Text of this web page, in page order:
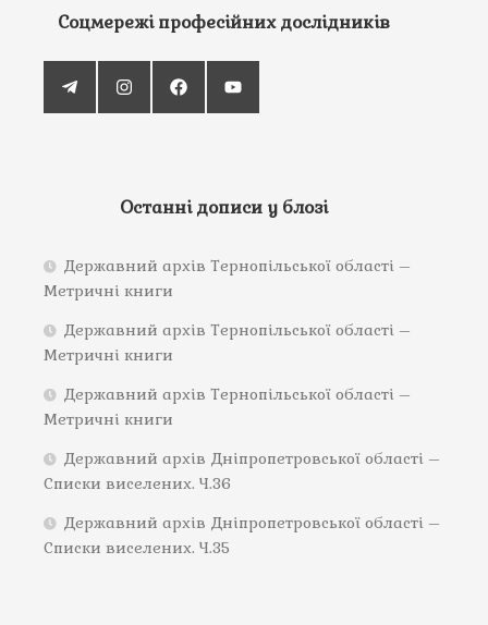
Соцмережі професійних дослідників
Останні дописи у блозі
Державний архів Тернопільської області –
Метричні книги
Державний архів Тернопільської області –
Метричні книги
Державний архів Тернопільської області –
Метричні книги
Державний архів Дніпропетровської області –
Списки виселених. Ч.36
Державний архів Дніпропетровської області –
Списки виселених. Ч.35